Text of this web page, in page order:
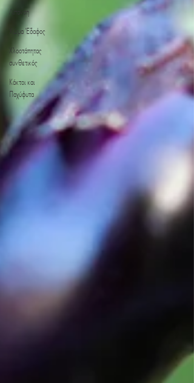
Λίπανση
Χώμα Έδαφος
Χλοοτάπητας
συνθετικός
Κάκτοι και
Παχύφυτα